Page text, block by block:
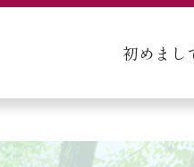
初めまし